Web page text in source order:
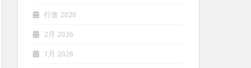
行進 2026
2月 2026
1月 2026